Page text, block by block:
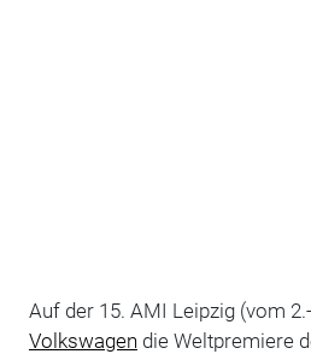
Auf der 15. AMI Leipzig (vom
Volkswagen die Weltpremiere